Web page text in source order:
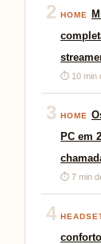
2 HOME
⏱ 10 min
3 HOME
PC em
⏱ 7 min
4